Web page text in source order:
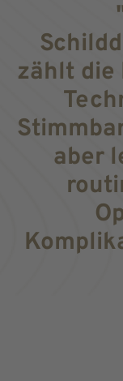
zählt die
aber